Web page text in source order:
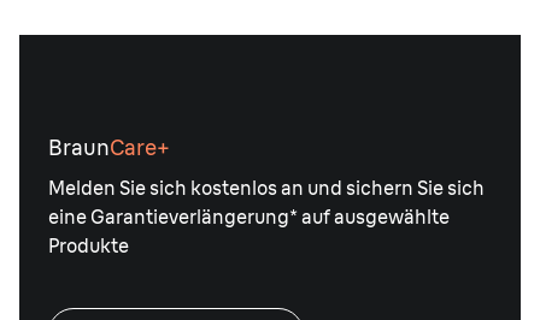
BraunCare+
Melden Sie sich kostenlos an und sichern Sie sich
eine Garantieverlängerung* auf ausgewählte
Produkte